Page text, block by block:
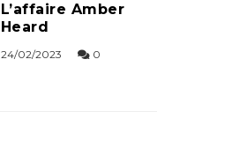
L’affaire Amber
Heard
24/02/2023 0